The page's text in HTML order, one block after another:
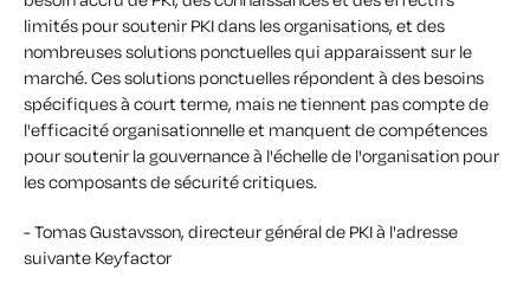
limités pour soutenir PKI dans les organisations, et des
nombreuses solutions ponctuelles qui apparaissent sur le
marché. Ces solutions ponctuelles répondent à des besoins
spécifiques à court terme, mais ne tiennent pas compte de
l'efficacité organisationnelle et manquent de compétences
pour soutenir la gouvernance à l'échelle de l'organisation pour
les composants de sécurité critiques.
- Tomas Gustavsson, directeur général de PKI à l'adresse
suivante Keyfactor